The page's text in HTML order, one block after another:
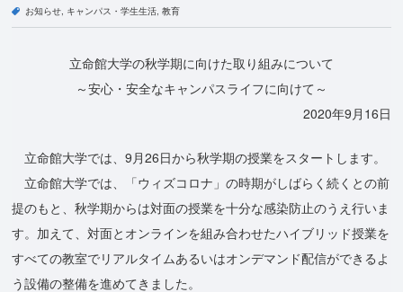
お知らせ キャンパス・学生生活 教育
立命館大学の秋学期に向けた取り組みについて
～安心・安全なキャンパスライフに向けて～
2020年9月16日
立命館大学では、9月26日から秋学期の授業をスタートします。
立命館大学では、「ウィズコロナ」の時期がしばらく続くとの前
提のもと、秋学期からは対面の授業を十分な感染防止のうえ行いま
す。加えて、対面とオンラインを組み合わせたハイブリッド授業を
すべての教室でリアルタイムあるいはオンデマンド配信ができるよ
う設備の整備を進めてきました。